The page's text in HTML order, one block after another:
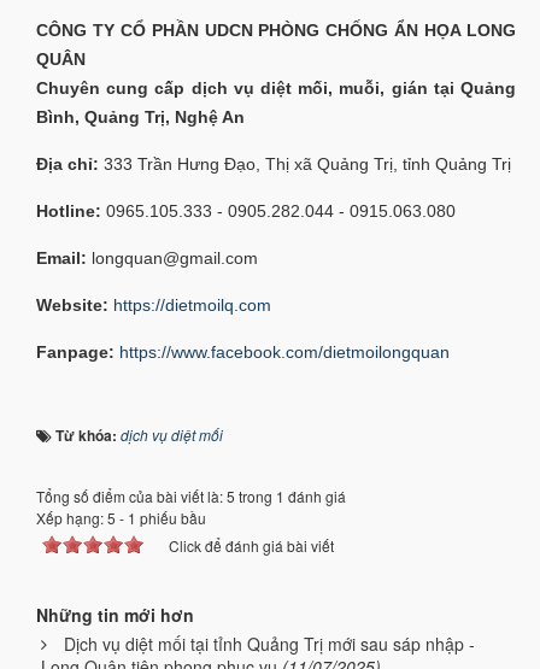
CÔNG TY CỔ PHẦN UDCN PHÒNG CHỐNG ẨN HỌA LONG
QUÂN
Chuyên cung cấp dịch vụ diệt mối, muỗi, gián tại Quảng
Bình, Quảng Trị, Nghệ An
Địa chỉ: 333 Trần Hưng Đạo, Thị xã Quảng Trị, tỉnh Quảng Trị
Hotline: 0965.105.333 - 0905.282.044 - 0915.063.080
Email: longquan@gmail.com
Website: https://dietmoilq.com
Fanpage: https://www.facebook.com/dietmoilongquan
Từ khóa: dịch vụ diệt mối
Tổng số điểm của bài viết là: 5 trong 1 đánh giá
Xếp hạng:5 - 1 phiếu bầu
Click để đánh giá bài viết
Những tin mới hơn
Dịch vụ diệt mối tại tỉnh Quảng Trị mới sau sáp nhập -